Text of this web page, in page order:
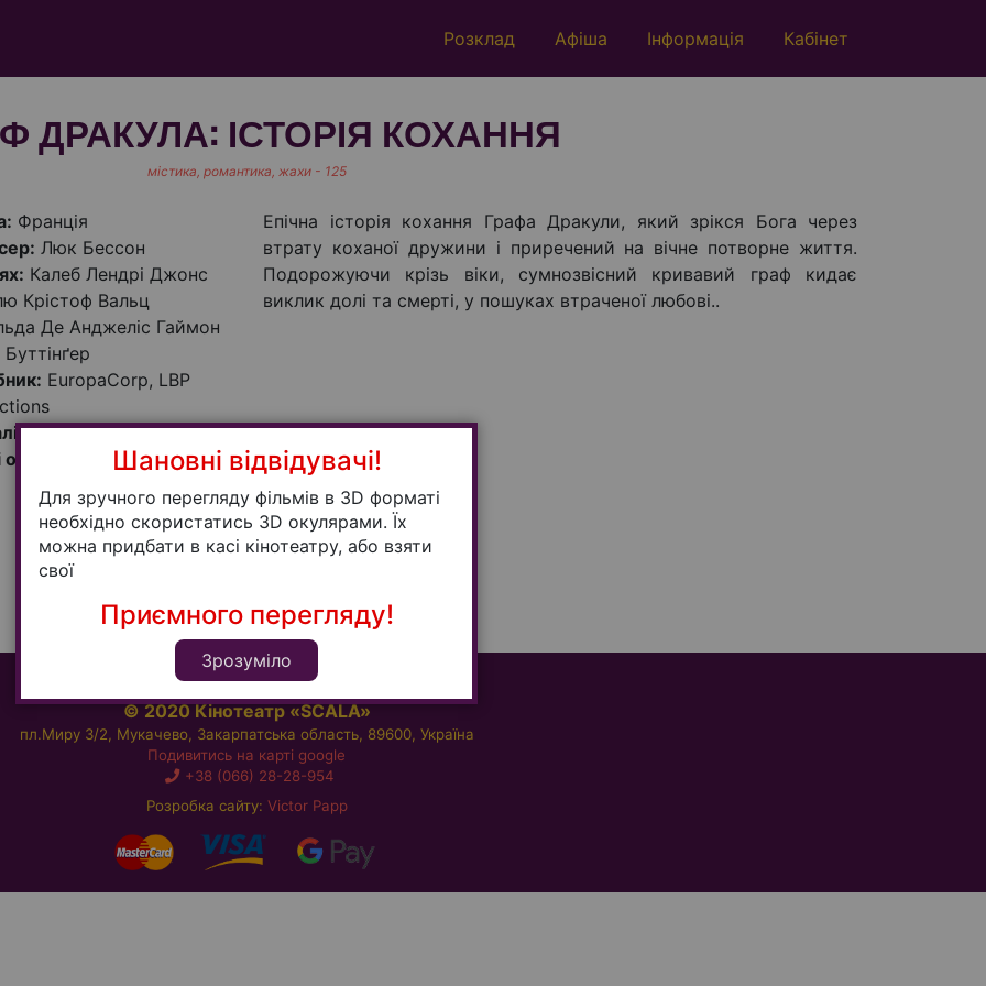
Розклад Афіша Інформація Кабінет
ДРАКУЛА: ІСТОРІЯ КОХАННЯ
містика, романтика, жахи - 125
Франція
Люк Бессон
Калеб Лендрі Джонс
Крістоф Вальц
Де Анджеліс Гаймон
EuropaCorp, LBP
125
обмеження:
Епічна історія кохання Графа Дракули, який зрікся Бога через
втрату коханої дружини і приречений на вічне потворне життя.
Подорожуючи крізь віки, сумнозвісний кривавий граф кидає
виклик долі та смерті, у пошуках втраченої любові..
© 2020 Кінотеатр «SCALA»
пл.Миру 3/2, Мукачево, Закарпатська область, 89600, Україна
Подивитись на карті google
+38 (066) 28-28-954
Розробка сайту: Victor Papp
Шановні відвідувачі!
Для зручного перегляду фільмів в 3D форматі
необхідно скористатись 3D окулярами. Їх
можна придбати в касі кінотеатру, або взяти
свої
Приємного перегляду!
Зрозуміло